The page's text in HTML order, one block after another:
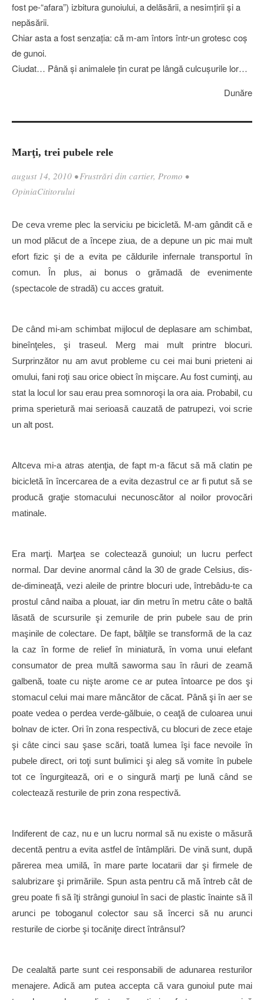
fost pe-“afara”) izbitura gunoiului, a delăsării, a nesimţirii şi a
nepăsării.
Chiar asta a fost senzaţia: că m-am întors într-un grotesc coş
de gunoi.
Ciudat… Până şi animalele ţin curat pe lângă culcuşurile lor…
Dunăre
Marţi, trei pubele rele
august 14, 2010 •Frustrări din cartier, Promo •
OpiniaCititorului
De ceva vreme plec la serviciu pe bicicletă. M-am gândit că e
un mod plăcut de a începe ziua, de a depune un pic mai mult
efort fizic şi de a evita pe căldurile infernale transportul în
comun. În plus, ai bonus o grămadă de evenimente
(spectacole de stradă) cu acces gratuit.
De când mi-am schimbat mijlocul de deplasare am schimbat,
bineînţeles, şi traseul. Merg mai mult printre blocuri.
Surprinzător nu am avut probleme cu cei mai buni prieteni ai
omului, fani roţi sau orice obiect în mişcare. Au fost cuminţi, au
stat la locul lor sau erau prea somnoroşi la ora aia. Probabil, cu
prima sperietură mai serioasă cauzată de patrupezi, voi scrie
un alt post.
Altceva mi-a atras atenţia, de fapt m-a făcut să mă clatin pe
bicicletă în încercarea de a evita dezastrul ce ar fi putut să se
producă graţie stomacului necunoscător al noilor provocări
matinale.
Era marţi. Marţea se colectează gunoiul;
un lucru perfect
normal. Dar devine anormal când la 30 de grade Celsius, dis-
de-dimineaţă, vezi aleile de printre blocuri ude, întrebâdu-te ca
prostul când naiba a plouat, iar din metru în metru câte o baltă
lăsată de scursurile şi zemurile de prin pubele sau de prin
maşinile de colectare. De fapt, bălţile se transformă de la caz
la caz în forme de relief în miniatură, în voma unui elefant
consumator de prea multă saworma sau în râuri de zeamă
galbenă, toate cu nişte arome ce ar putea întoarce pe dos şi
stomacul celui mai mare mâncător de căcat. Până şi în aer se
poate vedea o perdea verde-gălbuie, o ceaţă de culoarea unui
bolnav de icter. Ori în zona respectivă, cu blocuri de zece etaje
şi câte cinci sau şase scări, toată lumea îşi face nevoile în
pubele direct, ori toţi sunt bulimici şi aleg să vomite în pubele
tot ce îngurgitează, ori e o singură marţi pe lună când se
colectează resturile de prin zona respectivă.
Indiferent de caz, nu e un lucru normal să nu existe o măsură
decentă pentru a evita astfel de întâmplări. De vină sunt, după
părerea mea umilă, în mare parte locatarii dar şi firmele de
salubrizare şi primăriile. Spun asta pentru că mă întreb cât de
greu poate fi să îţi strângi gunoiul în saci de plastic înainte să îl
arunci pe toboganul colector sau să încerci să nu arunci
resturile de ciorbe şi tocăniţe direct întrânsul?
De cealaltă parte sunt cei responsabili de adunarea resturilor
menajere. Adică am putea accepta că vara gunoiul pute mai